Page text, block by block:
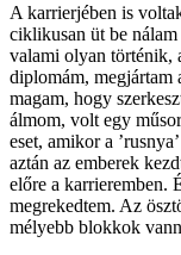
A karrierjében is
ciklikusan üt be
valami olyan történik,
diplomám, megjártam
magam, hogy
álmom, volt egy
eset, amikor a
aztán az emberek
előre a karrieremben.
megrekedtem. Az
mélyebb blokkok